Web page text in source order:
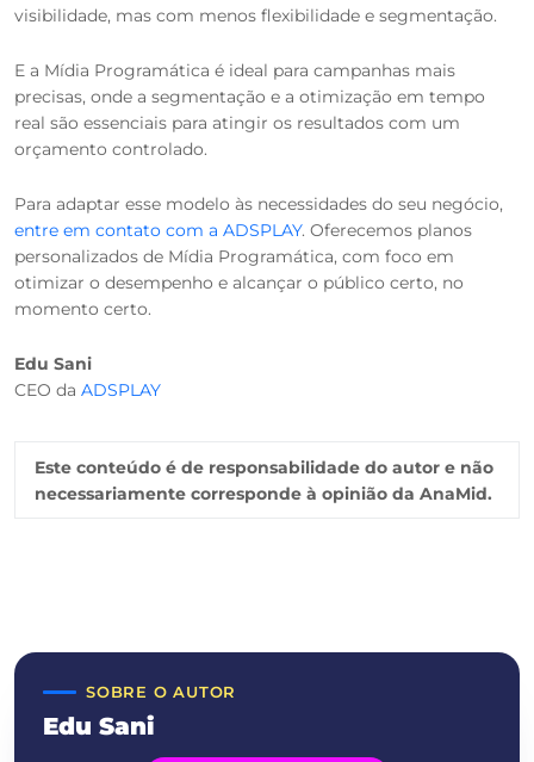
visibilidade, mas com menos flexibilidade e segmentação.
E a Mídia Programática é ideal para campanhas mais
precisas, onde a segmentação e a otimização em tempo
real são essenciais para atingir os resultados com um
orçamento controlado.
Para adaptar esse modelo às necessidades do seu negócio,
entre em contato com a ADSPLAY. Oferecemos planos
personalizados de Mídia Programática, com foco em
otimizar o desempenho e alcançar o público certo, no
momento certo.
Edu Sani
CEO da ADSPLAY
Este conteúdo é de responsabilidade do autor e não
necessariamente corresponde à opinião da AnaMid.
SOBRE O AUTOR
Edu Sani